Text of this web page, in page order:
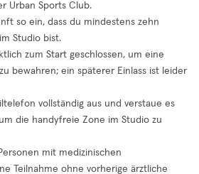
Urban Sports Club.
so ein, dass du mindestens zehn
Studio bist.
zum Start geschlossen, um eine
bewahren; ein späterer Einlass ist leider
vollständig aus und verstaue es
die handyfreie Zone im Studio zu
mit medizinischen
Teilnahme ohne vorherige ärztliche